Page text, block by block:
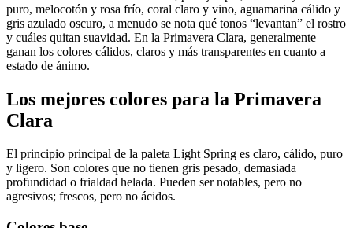
puro, melocotón y rosa frío, coral claro y vino, aguamarina cálido y
gris azulado oscuro, a menudo se nota qué tonos “levantan” el rostro
y cuáles quitan suavidad. En la Primavera Clara, generalmente
ganan los colores cálidos, claros y más transparentes en cuanto a
estado de ánimo.
Los mejores colores para la Primavera
Clara
El principio principal de la paleta Light Spring es claro, cálido, puro
y ligero. Son colores que no tienen gris pesado, demasiada
profundidad o frialdad helada. Pueden ser notables, pero no
agresivos; frescos, pero no ácidos.